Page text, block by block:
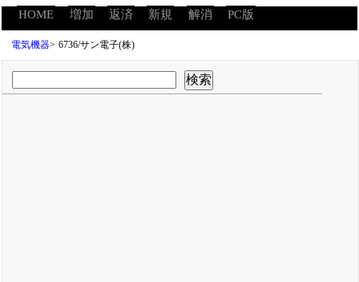
HOME 増加 返済 新規 解消 PC版
電気機器> 6736/サン電子(株)